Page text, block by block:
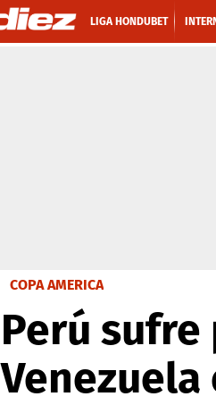
LIGA HONDUBET
COPA AMERICA
Perú sufre
Venezuela